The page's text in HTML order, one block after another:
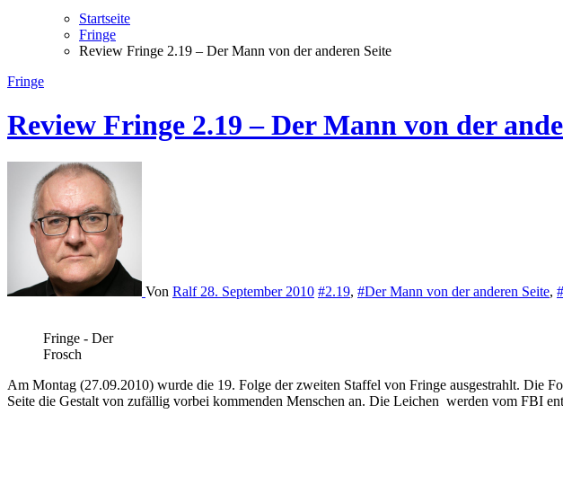
Startseite
Fringe
Review Fringe 2.19 – Der Mann von der anderen Seite
Fringe
Review Fringe 2.19 – Der Mann von der
Von Ralf 28. September 2010 #2.19, #Der Mann von der anderen Seite,
Fringe - Der
Frosch
Am Montag (27.09.2010) wurde die 19. Folge der zweiten Staffel von Fringe ausgestrahlt. Die
Seite die Gestalt von zufällig vorbei kommenden Menschen an. Die Leichen werden vom FBI